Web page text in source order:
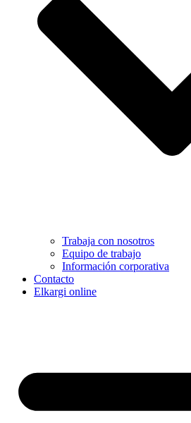
Trabaja con nosotros
Equipo de trabajo
Información corporativa
Contacto
Elkargi online